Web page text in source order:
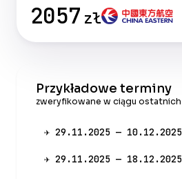
2057 zł
Przykładowe terminy
zweryfikowane w ciągu
✈ 29.11.2025 — 10.12.2025
✈ 29.11.2025 — 18.12.2025